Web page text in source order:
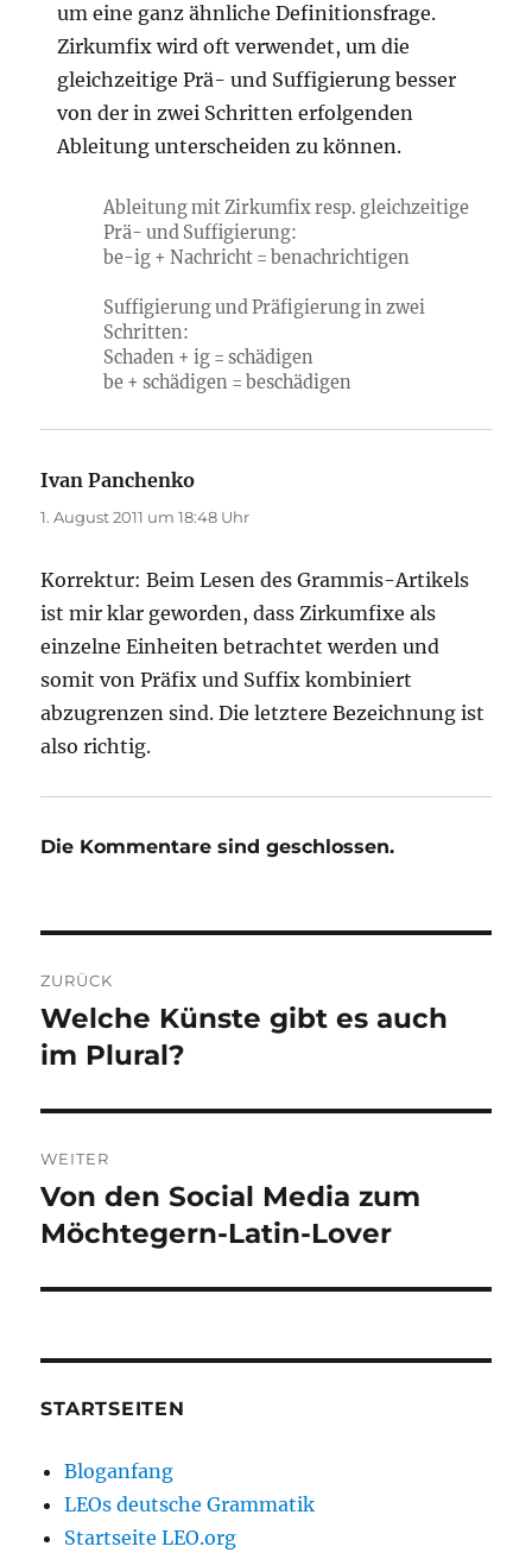
um eine ganz ähnliche Definitionsfrage.
Zirkumfix wird oft verwendet, um die
gleichzeitige Prä- und Suffigierung besser
von der in zwei Schritten erfolgenden
Ableitung unterscheiden zu können.
Ableitung mit Zirkumfix resp. gleichzeitige
Prä- und Suffigierung:
be-ig + Nachricht = benachrichtigen
Suffigierung und Präfigierung in zwei
Schritten:
Schaden + ig = schädigen
be + schädigen = beschädigen
Ivan Panchenko
1. August 2011 um 18:48 Uhr
Korrektur: Beim Lesen des Grammis-Artikels
ist mir klar geworden, dass Zirkumfixe als
einzelne Einheiten betrachtet werden und
somit von Präfix und Suffix kombiniert
abzugrenzen sind. Die letztere Bezeichnung ist
also richtig.
Die Kommentare sind geschlossen.
ZURÜCK
Vorheriger
Beitrag:
Welche Künste gibt es auch
im Plural?
WEITER
Nächster
Beitrag:
Von den Social Media zum
Möchtegern-Latin-Lover
STARTSEITEN
Bloganfang
LEOs deutsche Grammatik
Startseite LEO.org